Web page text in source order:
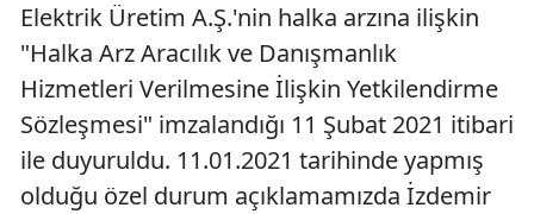
Elektrik Üretim A.Ş.'nin halka arzına ilişkin
"Halka Arz Aracılık ve Danışmanlık
Hizmetleri Verilmesine İlişkin Yetkilendirme
Sözleşmesi" imzalandığı 11 Şubat 2021 itibari
ile duyuruldu. 11.01.2021 tarihinde yapmış
olduğu özel durum açıklamamızda İzdemir